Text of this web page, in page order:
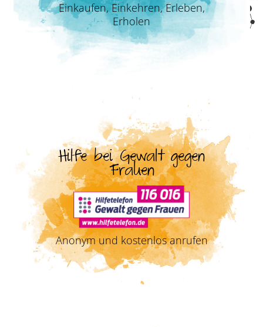
Einkaufen, Einkehren, Erleben,
Erholen
Hilfe bei Gewalt gegen
Frauen
Anonym und kostenlos anrufen